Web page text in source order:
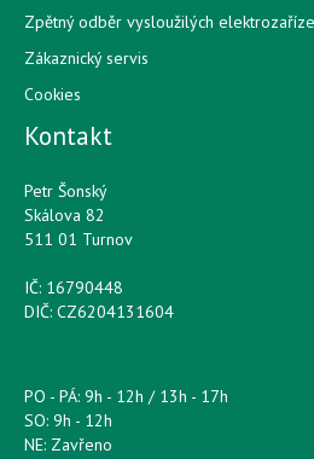
Zpětný odběr vysloužilých
Zákaznický servis
Cookies
Kontakt
Petr Šonský
Skálova 82
511 01 Turnov
IČ: 16790448
DIČ: CZ6204131604
PO - PÁ: 9h - 12h / 13h - 17h
SO: 9h - 12h
NE: Zavřeno